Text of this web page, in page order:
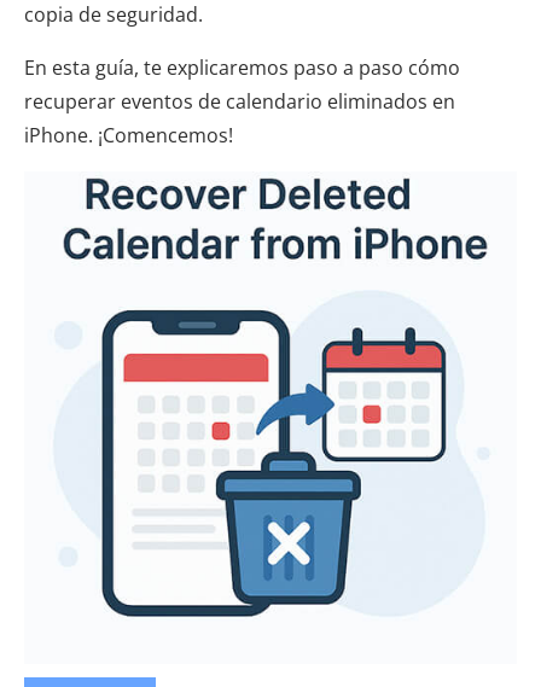
copia de seguridad.
En esta guía, te explicaremos paso a paso cómo
recuperar eventos de calendario eliminados en
iPhone. ¡Comencemos!